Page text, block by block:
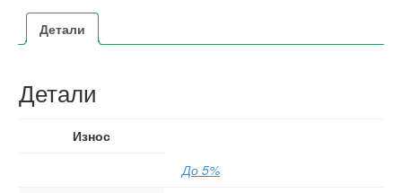
Детали
Детали
Износ
До 5%